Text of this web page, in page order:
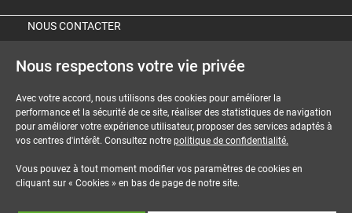
NOUS CONTACTER
Nous respectons votre vie privée
Avec votre accord, nous utilisons des cookies pour améliorer la
performance et la sécurité de ce site, réaliser des statistiques de navigation
pour améliorer votre expérience utilisateur, proposer des services adaptés à
vos centres d'intérêt. Consultez notre politique de confidentialité.
Vous pouvez à tout moment modifier vos paramètres de cookies en
cliquant sur « Cookies » en bas de page de notre site.